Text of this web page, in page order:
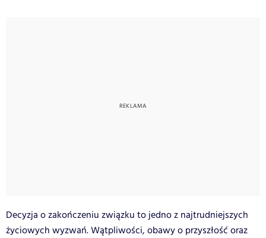
Decyzja o zakończeniu związku to jedno z najtrudniejszych
życiowych wyzwań. Wątpliwości, obawy o przyszłość oraz